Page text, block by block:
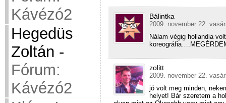
Kávézó2
Hegedüs
Zoltán -
Fórum:
Kávézó2
Bálintka
2009. november 22.
Nálam végig hollandia
zolitt
2009. november 22.
jó volt meg minden,
helyet! Bár szeretem a